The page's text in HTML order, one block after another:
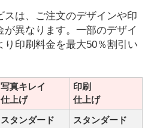
スは、ご注文のデザインや印
が異なります。一部のデザイ
り印刷料金を最大50％割引い
写真キレイ
仕上げ
印刷
仕上げ
スタンダード スタンダード